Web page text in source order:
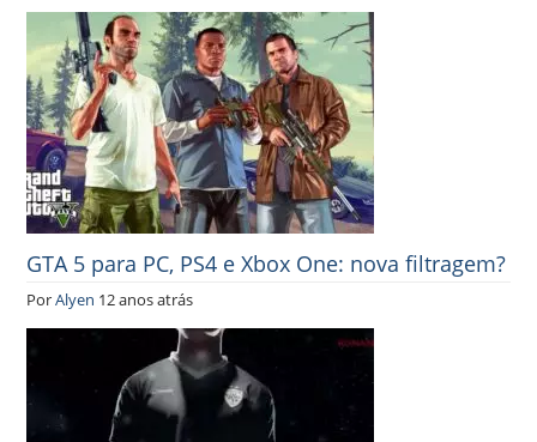
GTA 5 para PC, PS4 e Xbox One: nova filtragem?
PorAlyen 12 anos atrás